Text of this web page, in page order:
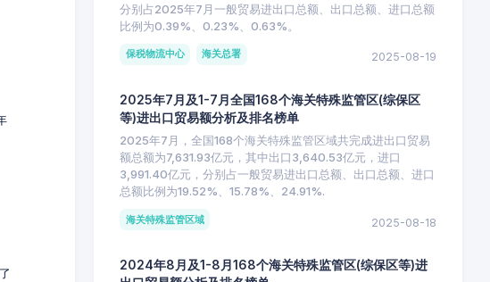
分别占2025年7月一般贸易进出口总额、出口总额、进口总额
比例为0.39%、0.23%、0.63%。
保税物流中心 海关总署 2025-08-19
2025年7月及1-7月全国168个海关特殊监管区(综保区
等)进出口贸易额分析及排名榜单
2025年7月，全国168个海关特殊监管区域共完成进出口贸易
额总额为7,631.93亿元，其中出口3,640.53亿元，进口
3,991.40亿元，分别占一般贸易进出口总额、出口总额、进口
总额比例为19.52%、15.78%、24.91%.
海关特殊监管区域 2025-08-18
2024年8月及1-8月168个海关特殊监管区(综保区等)进